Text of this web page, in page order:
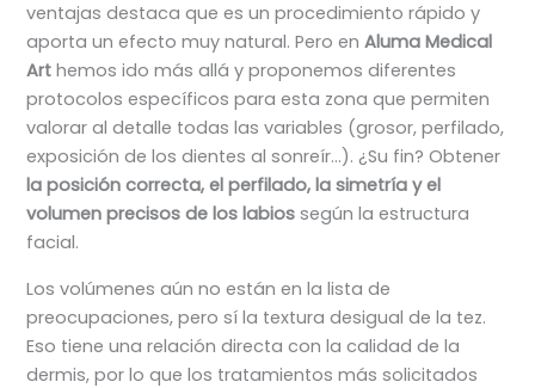
ventajas destaca que es un procedimiento rápido y
aporta un efecto muy natural. Pero enAluma Medical
Arthemos ido más allá y proponemos diferentes
protocolos específicos para esta zona que permiten
valorar al detalle todas las variables (grosor, perfilado,
exposición de los dientes al sonreír…). ¿Su fin? Obtener
la posición correcta, el perfilado, la simetría y el
volumen precisos de los labiossegún la estructura
facial.
Los volúmenes aún no están en la lista de
preocupaciones, pero sí la textura desigual de la tez.
Eso tiene una relación directa con la calidad de la
dermis, por lo que los tratamientos más solicitados